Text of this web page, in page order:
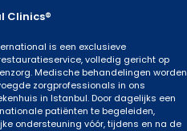
Clinics®
is een exclusieve
volledig gericht op
Medische behandelingen worden
zorgprofessionals in ons
in Istanbul. Door dagelijks een
patiënten te begeleiden,
ondersteuning vóór, tijdens en na de